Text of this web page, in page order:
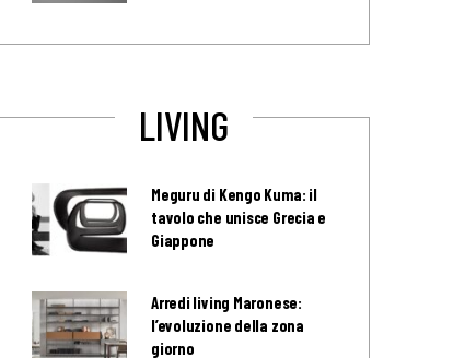
LIVING
Meguru di Kengo Kuma: il
tavolo che unisce Grecia e
Giappone
Arredi living Maronese:
l’evoluzione della zona
giorno